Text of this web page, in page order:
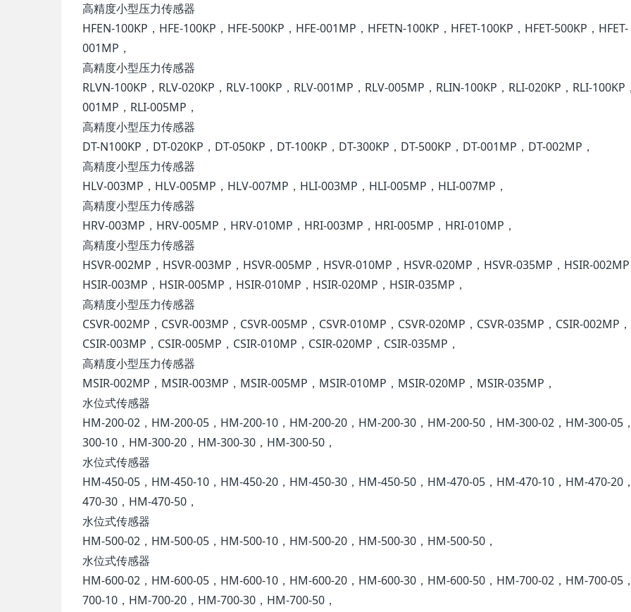
高精度小型压力传感器
HFEN-100KP，HFE-100KP，HFE-500KP，HFE-001MP，HFETN-100KP，HFET-100KP，HFET-500KP，HFET-
001MP，
高精度小型压力传感器
RLVN-100KP，RLV-020KP，RLV-100KP，RLV-001MP，RLV-005MP，RLIN-100KP，RLI-020KP，RLI-100KP
001MP，RLI-005MP，
高精度小型压力传感器
DT-N100KP，DT-020KP，DT-050KP，DT-100KP，DT-300KP，DT-500KP，DT-001MP，DT-002MP，
高精度小型压力传感器
HLV-003MP，HLV-005MP，HLV-007MP，HLI-003MP，HLI-005MP，HLI-007MP，
高精度小型压力传感器
HRV-003MP，HRV-005MP，HRV-010MP，HRI-003MP，HRI-005MP，HRI-010MP，
高精度小型压力传感器
HSVR-002MP，HSVR-003MP，HSVR-005MP，HSVR-010MP，HSVR-020MP，HSVR-035MP，HSIR-002MP
HSIR-003MP，HSIR-005MP，HSIR-010MP，HSIR-020MP，HSIR-035MP，
高精度小型压力传感器
CSVR-002MP，CSVR-003MP，CSVR-005MP，CSVR-010MP，CSVR-020MP，CSVR-035MP，CSIR-002MP，
CSIR-003MP，CSIR-005MP，CSIR-010MP，CSIR-020MP，CSIR-035MP，
高精度小型压力传感器
MSIR-002MP，MSIR-003MP，MSIR-005MP，MSIR-010MP，MSIR-020MP，MSIR-035MP，
水位式传感器
HM-200-02，HM-200-05，HM-200-10，HM-200-20，HM-200-30，HM-200-50，HM-300-02，HM-300-05
300-10，HM-300-20，HM-300-30，HM-300-50，
水位式传感器
HM-450-05，HM-450-10，HM-450-20，HM-450-30，HM-450-50，HM-470-05，HM-470-10，HM-470-20
470-30，HM-470-50，
水位式传感器
HM-500-02，HM-500-05，HM-500-10，HM-500-20，HM-500-30，HM-500-50，
水位式传感器
HM-600-02，HM-600-05，HM-600-10，HM-600-20，HM-600-30，HM-600-50，HM-700-02，HM-700-05
700-10，HM-700-20，HM-700-30，HM-700-50，